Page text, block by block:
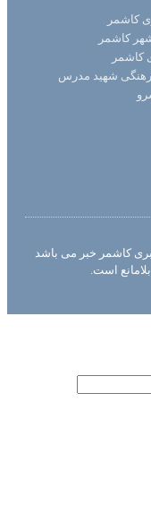
کاشمر
کاشمر
کاشمر
شهید مدرس
کاشمر خبر می باشد
است.